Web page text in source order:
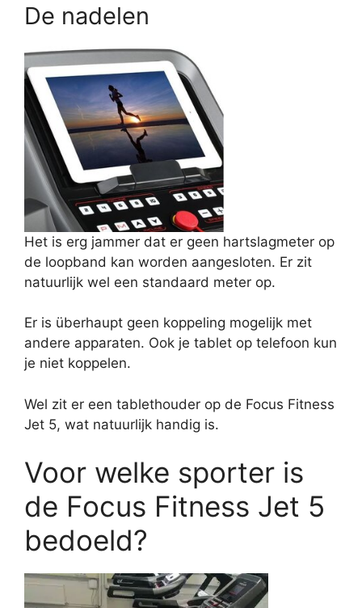
De nadelen
Het is erg jammer dat er geen hartslagmeter op
de loopband kan worden aangesloten. Er zit
natuurlijk wel een standaard meter op.
Er is überhaupt geen koppeling mogelijk met
andere apparaten. Ook je tablet op telefoon kun
je niet koppelen.
Wel zit er een tablethouder op de Focus Fitness
Jet 5, wat natuurlijk handig is.
Voor welke sporter is
de Focus Fitness Jet 5
bedoeld?